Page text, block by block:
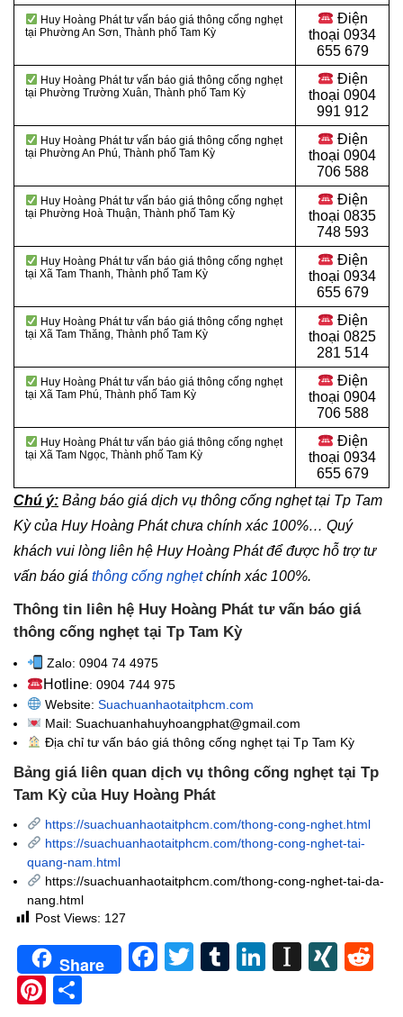
Huy Hoàng Phát tư vấn báo giá thông cống nghẹt
tại Phường An Sơn, Thành phố Tam Kỳ
Điện
thoại 0934
655 679
Huy Hoàng Phát tư vấn báo giá thông cống nghẹt
tại Phường Trường Xuân, Thành phố Tam Kỳ
Điện
thoại 0904
991 912
Huy Hoàng Phát tư vấn báo giá thông cống nghẹt
tại Phường An Phú, Thành phố Tam Kỳ
Điện
thoại 0904
706 588
Huy Hoàng Phát tư vấn báo giá thông cống nghẹt
tại Phường Hoà Thuận, Thành phố Tam Kỳ
Điện
thoại 0835
748 593
Huy Hoàng Phát tư vấn báo giá thông cống nghẹt
tại Xã Tam Thanh, Thành phố Tam Kỳ
Điện
thoại 0934
655 679
Huy Hoàng Phát tư vấn báo giá thông cống nghẹt
tại Xã Tam Thăng, Thành phố Tam Kỳ
Điện
thoại 0825
281 514
Huy Hoàng Phát tư vấn báo giá thông cống nghẹt
tại Xã Tam Phú, Thành phố Tam Kỳ
Điện
thoại 0904
706 588
Huy Hoàng Phát tư vấn báo giá thông cống nghẹt
tại Xã Tam Ngọc, Thành phố Tam Kỳ
Điện
thoại 0934
655 679
Chú ý: Bảng báo giá dịch vụ thông cống nghẹt tại Tp Tam
Kỳ của Huy Hoàng Phát chưa chính xác 100%… Quý
khách vui lòng liên hệ Huy Hoàng Phát để được hỗ trợ tư
vấn báo giá thông cống nghẹtchính xác 100%.
Thông tin liên hệ Huy Hoàng Phát tư vấn báo giá
thông cống nghẹt tại Tp Tam Kỳ
Zalo: 0904 74 4975
Hotline: 0904 744 975
Website: Suachuanhaotaitphcm.com
Mail: Suachuanhahuyhoangphat@gmail.com
Địa chỉ tư vấn báo giá thông cống nghẹttại Tp Tam Kỳ
Bảng giá liên quan dịch vụ thông cống nghẹt tại Tp
Tam Kỳ của Huy Hoàng Phát
https://suachuanhaotaitphcm.com/thong-cong-nghet.html
https://suachuanhaotaitphcm.com/thong-cong-nghet-tai-
quang-nam.html
https://suachuanhaotaitphcm.com/thong-cong-nghet-tai-da-
nang.html
Post Views: 127
Share Facebook
TwitterTumblrLinkedIn
Pinterest